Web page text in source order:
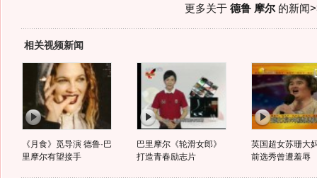
更多关于 德鲁 摩尔的新闻
相关视频新闻
《月食》觅导演 德鲁·巴
里摩尔有望接手
巴里摩尔《轮滑女郎》
打造青春励志片
英国超女苏珊大
前选秀曾遭羞辱